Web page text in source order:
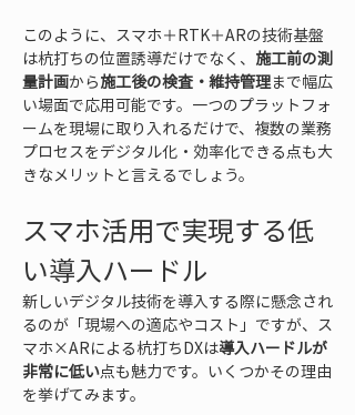
このように、スマホ＋RTK＋ARの技術基盤
は杭打ちの位置誘導だけでなく、 施工前の測
量計画から施工後の検査・維持管理まで幅広
い場面で応用可能です。一つのプラットフォ
ームを現場に取り入れるだけで、複数の業務
プロセスをデジタル化・効率化できる点も大
きなメリットと言えるでしょう。
スマホ活用で実現する低
い導入ハードル
新しいデジタル技術を導入する際に懸念され
るのが「現場への適応やコスト」ですが、ス
マホ×ARによる杭打ちDXは導入ハードルが
非常に低い点も魅力です。いくつかその理由
を挙げてみます。